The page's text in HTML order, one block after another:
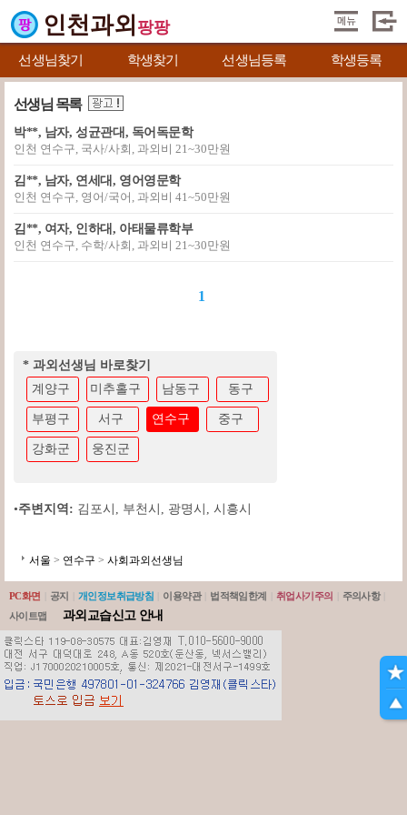
인천과외 팡팡
선생님찾기 학생찾기 선생님등록 학생등록
선생님 목록
박**, 남자, 성균관대, 독어독문학
인천 연수구, 국사/사회, 과외비 21~30만원
김**, 남자, 연세대, 영어영문학
인천 연수구, 영어/국어, 과외비 41~50만원
김**, 여자, 인하대, 아태물류학부
인천 연수구, 수학/사회, 과외비 21~30만원
1
* 과외선생님 바로찾기
계양구
미추홀구 남동구 동구
부평구 서구 연수구 중구
강화군 웅진군
•주변지역: 김포시 , 부천시 , 광명시 , 시흥시
서울 > 연수구 > 사회과외선생님
PC화면 공지 개인정보취급방침 이용약관 법적책임한계 취업사기주의 주의사항
사이트맵
과외교습신고 안내